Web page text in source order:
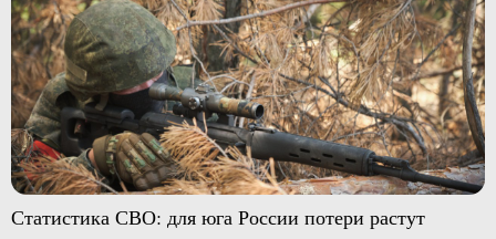
Статистика СВО: для юга России потери растут